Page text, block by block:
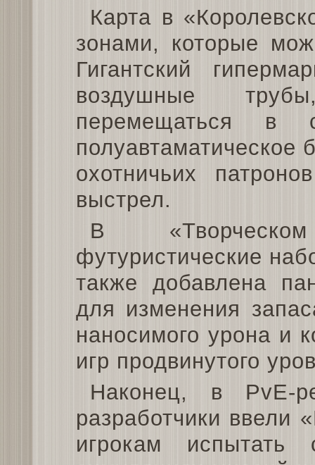
Карта в
зонами, которые
Гигантский
воздушные
перемещаться в
охотничьих
выстрел.
В
футуристические
также добавлена
для изменения
наносимого урона и
игр продвинутого
Наконец, в PvE-
разработчики ввели
игрокам